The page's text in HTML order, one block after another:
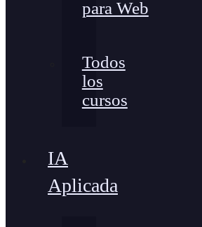
para Web
Todos
los
cursos
IA
Aplicada